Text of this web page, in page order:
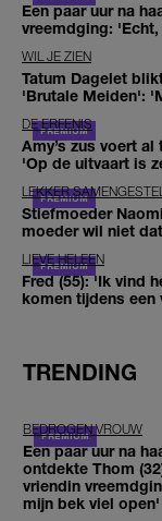
Een paar uur na
vreemdging:
WIL JE ZIEN
Tatum Dagelet
'Brutale Meiden':
DE ERFENIS
Amy’s zus voert
'Op de uitvaart is
LEKKER
Stiefmoeder
moeder wil niet
LIEVE HELEEN
Fred (55): 'Ik vind
komen tijdens een
TRENDING
BEDROGEN VROUW
Een paar uur na
ontdekte Thom
vriendin
mijn bek viel open'